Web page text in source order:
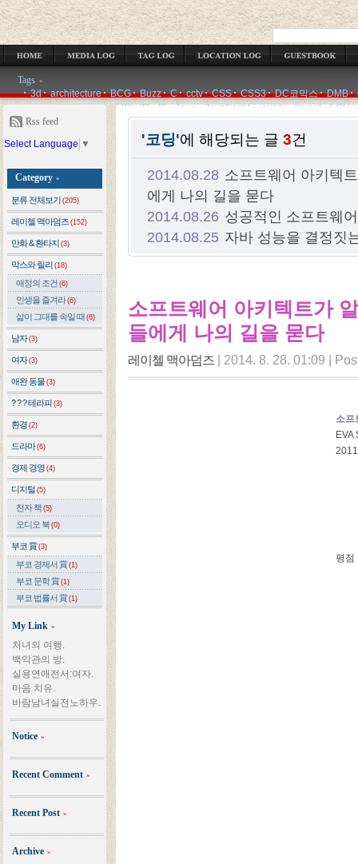
LOG GUESTBOOK ADMIN WRITE
Tags »
3d architecture BCG Buzz C cctv CSS CSS3 DC코믹스 DMB
IQ
IR IT Java JavaScript jquery layout
LOH
Rss feed
Select Language ▼
Category »
분류 전체보기 (205)
레이첼 맥아덤즈 (152)
만화 & 환타지 (3)
막스와 릴리 (18)
애정의 조건 (6)
인생을 즐겨라(6)
삶이 그대를 속일 때 (6)
남자(3)
여자(3)
애완 동물(3)
? ? ? 테라피 (3)
환경 (2)
드라마(6)
경제 경영 (4)
디지털 (5)
전자 책 (5)
오디오 북 (0)
부코 賞(3)
부코 경제서 賞(1)
부코 문학 賞(1)
부코 법률서 賞(1)
My Link »
처녀의 여행.
백악관의 방.
실용연애전서:여자.
마음 치유.
바람남녀실전노하우.
Notice »
Recent Comment »
Recent Post »
Archive »
'코딩'에 해당되는 글 3건
2014.08.28 소프트웨어 아키텍
에게 나의 길을 묻다
2014.08.26 성공적인 소프트웨
2014.08.25 자바 성능을 결정짓
소프트웨어 아키텍트가
들에게 나의 길을 묻다
레이첼 맥아덤즈 | 2014. 8. 28. 01:09 |
소프
평점